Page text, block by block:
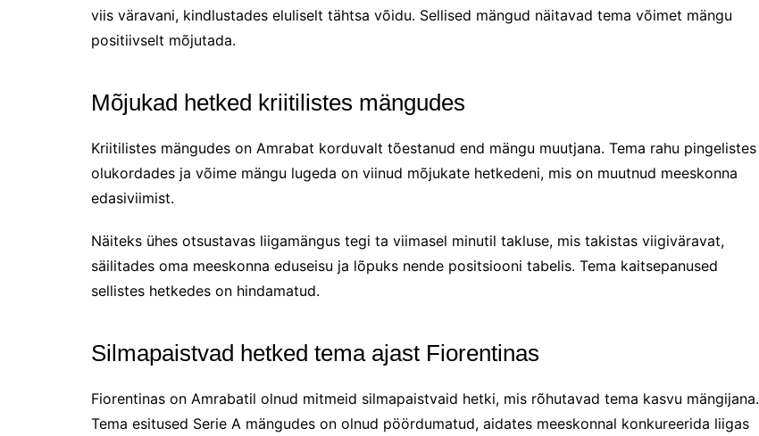
viis väravani, kindlustades eluliselt tähtsa võidu. Sellised mängud näitavad tema võimet mängu
positiivselt mõjutada.
Mõjukad hetked kriitilistes mängudes
Kriitilistes mängudes on Amrabat korduvalt tõestanud end mängu muutjana. Tema rahu pingelistes
olukordades ja võime mängu lugeda on viinud mõjukate hetkedeni, mis on muutnud meeskonna
edasiviimist.
Näiteks ühes otsustavas liigamängus tegi ta viimasel minutil takluse, mis takistas viigiväravat,
säilitades oma meeskonna eduseisu ja lõpuks nende positsiooni tabelis. Tema kaitsepanused
sellistes hetkedes on hindamatud.
Silmapaistvad hetked tema ajast Fiorentinas
Fiorentinas on Amrabatil olnud mitmeid silmapaistvaid hetki, mis rõhutavad tema kasvu mängijana.
Tema esitused Serie A mängudes on olnud pöördumatud, aidates meeskonnal konkureerida liigas